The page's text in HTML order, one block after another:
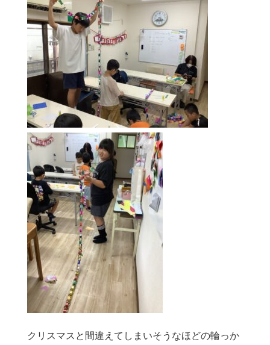
クリスマスと間違えてしまいそうなほどの輪っか